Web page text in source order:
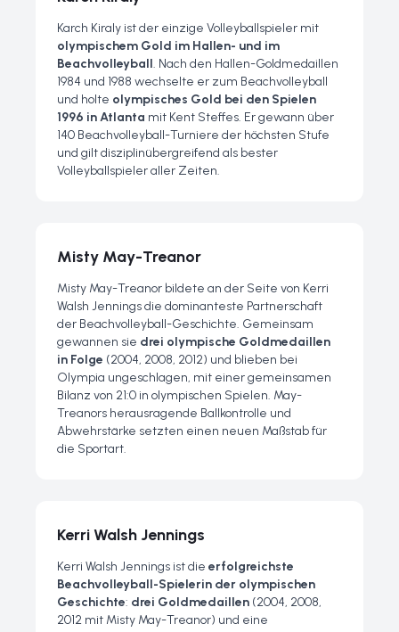
Karch Kiraly ist der einzige Volleyballspieler mit
olympischem Gold im Hallen- und im
Beachvolleyball. Nach den Hallen-Goldmedaillen
1984 und 1988 wechselte er zum Beachvolleyball
und holte olympisches Gold bei den Spielen
1996 in Atlanta mit Kent Steffes. Er gewann über
140 Beachvolleyball-Turniere der höchsten Stufe
und gilt disziplinübergreifend als bester
Volleyballspieler aller Zeiten.
Misty May-Treanor
Misty May-Treanor bildete an der Seite von Kerri
Walsh Jennings die dominanteste Partnerschaft
der Beachvolleyball-Geschichte. Gemeinsam
gewannen sie drei olympische Goldmedaillen
in Folge (2004, 2008, 2012) und blieben bei
Olympia ungeschlagen, mit einer gemeinsamen
Bilanz von 21:0 in olympischen Spielen. May-
Treanors herausragende Ballkontrolle und
Abwehrstärke setzten einen neuen Maßstab für
die Sportart.
Kerri Walsh Jennings
Kerri Walsh Jennings ist die erfolgreichste
Beachvolleyball-Spielerin der olympischen
Geschichte: drei Goldmedaillen (2004, 2008,
2012 mit Misty May-Treanor) und eine